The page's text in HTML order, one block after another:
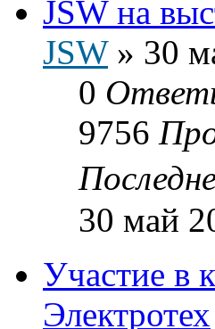
JSW на
JSW» 30
0
9756
30 май
Участие в
Электротех